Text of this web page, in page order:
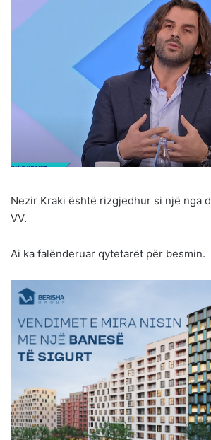
Nezir Kraki është rizgjedhur si një nga
VV.
Ai ka falënderuar qytetarët për besmin.